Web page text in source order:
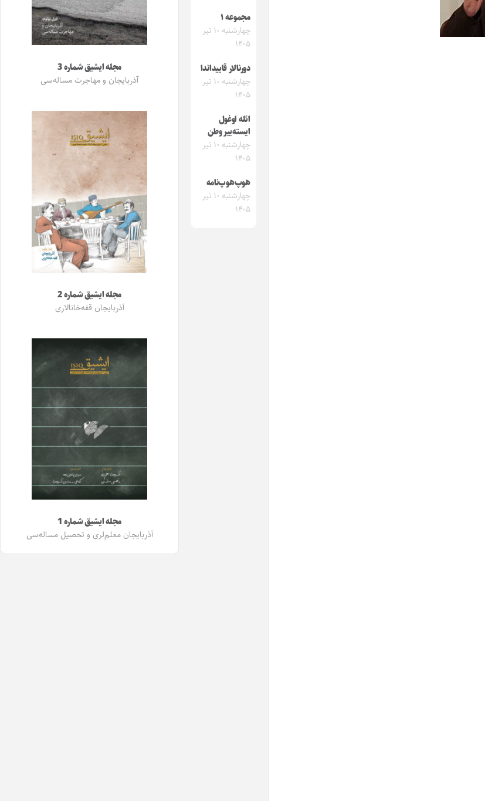
مجموعه ۱
چهارشنبه ۱۰ تیر
۱۴۰۵
دورنالار قاییداندا
چهارشنبه ۱۰ تیر
۱۴۰۵
ائله اوغول
ایسته‌ییر وطن
چهارشنبه ۱۰ تیر
۱۴۰۵
هوپ‌هوپ‌نامه
چهارشنبه ۱۰ تیر
۱۴۰۵
مجله ایشیق شماره 3
آذربایجان و مهاجرت مساله‌سی
مجله ایشیق شماره 2
آذربایجان قفه‌خانالاری
مجله ایشیق شماره 1
آذربایجان معلم‌لری و تحصیل مساله‌سی